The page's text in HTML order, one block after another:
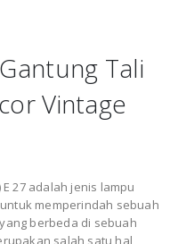
Tali
Vintage
E 27 adalah jenis lampu
memperindah sebuah
berbeda di sebuah
salah satu hal